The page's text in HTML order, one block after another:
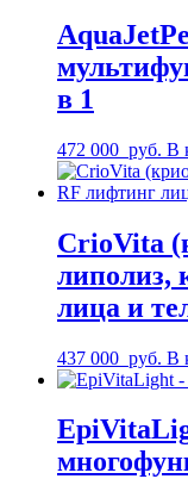
в 1
472 000 руб. В
CrioVita
липолиз,
лица и
437 000 руб. В